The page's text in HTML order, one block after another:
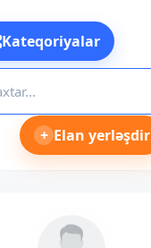
Kateqoriyalar
+ Elan yerləşdir